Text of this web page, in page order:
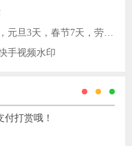
国务院今天发布2021节假日安排，元旦3天，春节7天，劳动节5天
手视频水印
打赏哦！